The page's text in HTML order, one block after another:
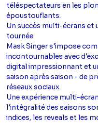
téléspectateurs en les
époustouflants.
Un succès multi-écrans et
tournée
Mask Singer s'impose
incontournables avec
digital impressionnant et
saison après saison - de
réseaux sociaux.
Une expérience multi-
l'intégralité des saisons
indices, les reveals et les